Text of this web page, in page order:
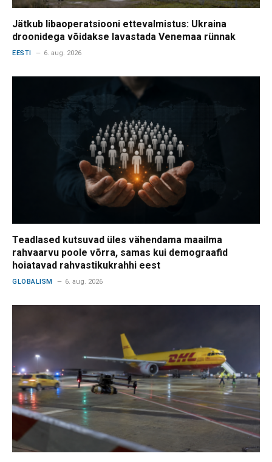
Jätkub libaoperatsiooni ettevalmistus: Ukraina
droonidega võidakse lavastada Venemaa rünnak
EESTI 6. aug. 2026
Teadlased kutsuvad üles vähendama maailma
rahvaarvu poole võrra, samas kui demograafid
hoiatavad rahvastikukrahhi eest
GLOBALISM 6. aug. 2026